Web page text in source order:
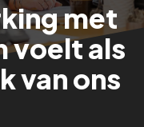
met
voelt als
van ons